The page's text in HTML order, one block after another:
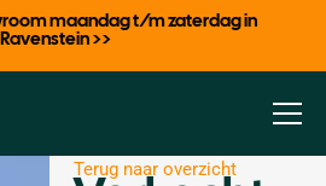
maandag t/m zaterdag in
Ravenstein >>
Terug naar overzicht